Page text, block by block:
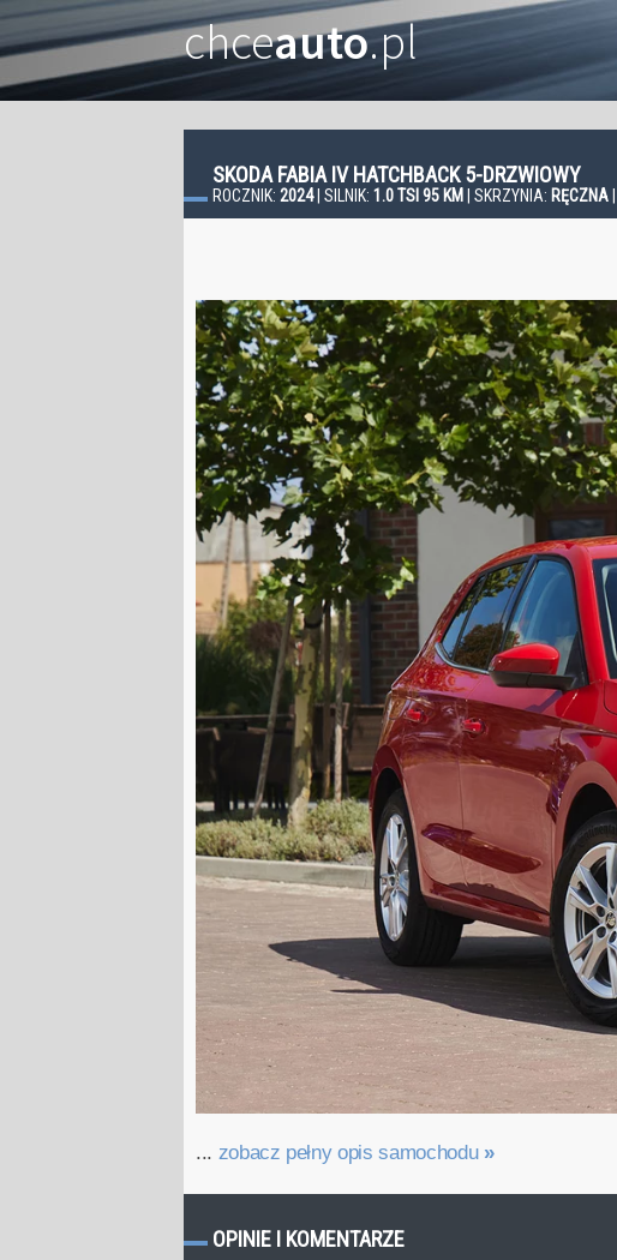
chceauto.pl
SKODA FABIA IV HATCHBACK 5-DRZWIOWY
ROCZNIK: 2024| SILNIK: 1.0 TSI 95 KM | SKRZYNIA: RĘCZNA
... zobacz pełny opis samochodu »
OPINIE I KOMENTARZE